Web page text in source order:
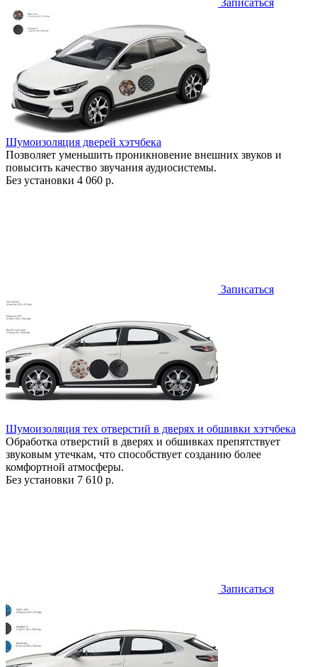
Записаться
Шумоизоляция дверей хэтчбека
Позволяет уменьшить проникновение внешних звуков и
повысить качество звучания аудиосистемы.
Без установки 4 060 р.
Записаться
Шумоизоляция тех отверстий в дверях и обшивки хэтчбека
Обработка отверстий в дверях и обшивках препятствует
звуковым утечкам, что способствует созданию более
комфортной атмосферы.
Без установки 7 610 р.
Записаться